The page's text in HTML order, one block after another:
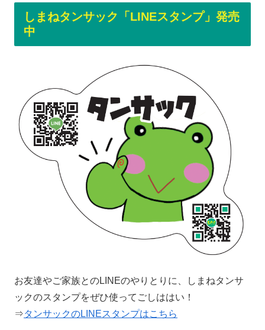
しまねタンサック「LINEスタンプ」発売
中
お友達やご家族とのLINEのやりとりに、しまねタンサ
ックのスタンプをぜひ使ってごしははい！
⇒タンサックのLINEスタンプはこちら